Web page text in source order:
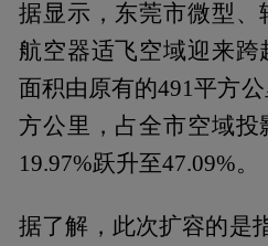
据显示，东莞市微型、
航空器适飞空域迎来跨
面积由原有的491平方
方公里，占全市空域投
19.97%跃升至47.09%。
据了解，此次扩容的是